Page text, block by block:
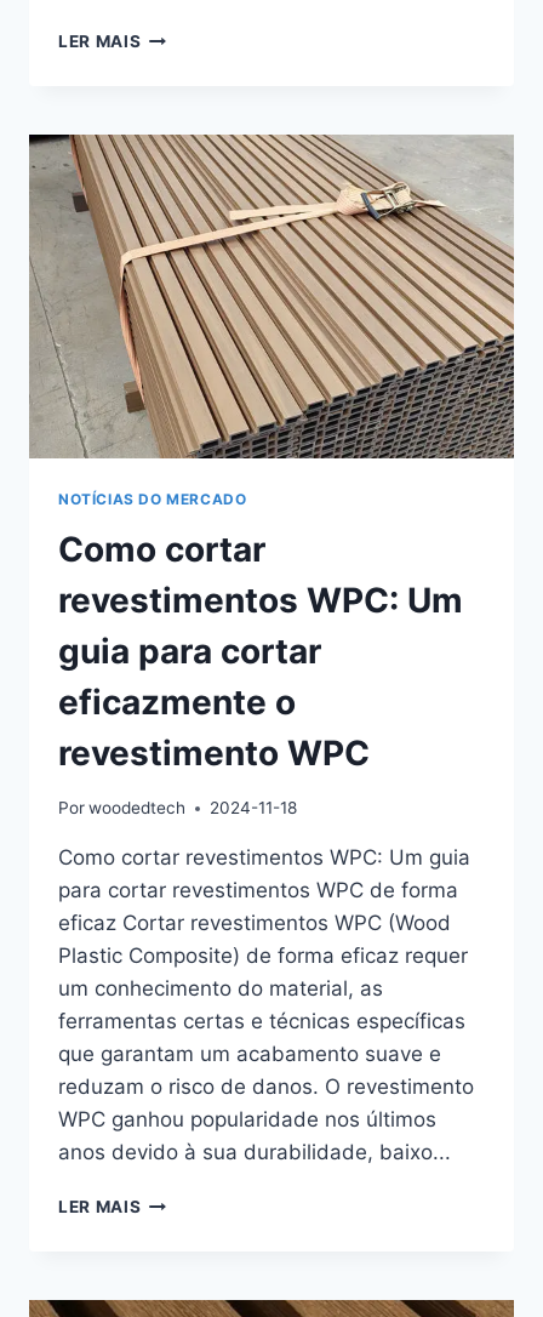
LER MAIS AS
DE
PAREDE
DE
MADEIRA
WPC
PARA
DESIGN
EXTERIOR
NOTÍCIAS DO MERCADO
Como cortar
revestimentos WPC: Um
guia para cortar
eficazmente o
revestimento WPC
Porwoodedtech 2024-11-18
Como cortar revestimentos WPC: Um guia
para cortar revestimentos WPC de forma
eficaz Cortar revestimentos WPC (Wood
Plastic Composite) de forma eficaz requer
um conhecimento do material, as
ferramentas certas e técnicas específicas
que garantam um acabamento suave e
reduzam o risco de danos. O revestimento
WPC ganhou popularidade nos últimos
anos devido à sua durabilidade, baixo...
LER MAIS COMO
UM